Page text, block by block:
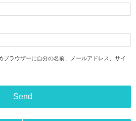
ブラウザーに自分の名前、メールアドレス、サイ